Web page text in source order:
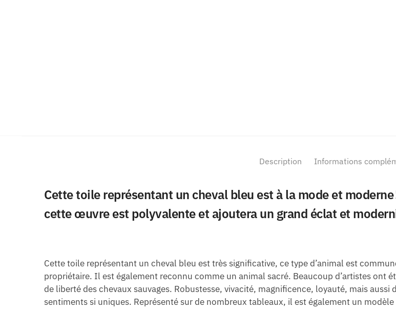
Description Informations
Cette toile représentant un cheval bleu est à la mode et
cette œuvre est polyvalente et ajoutera un grand éclat et
Cette toile représentant un cheval bleu est très significative, ce type d’animal est
propriétaire. Il est également reconnu comme un animal sacré. Beaucoup d’artistes ont
de liberté des chevaux sauvages. Robustesse, vivacité, magnificence, loyauté, mais
sentiments si uniques. Représenté sur de nombreux tableaux, il est également un